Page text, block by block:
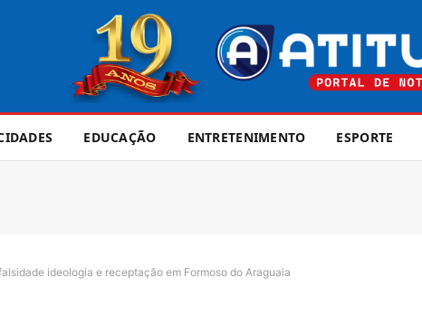
EDUCAÇÃO ENTRETENIMENTO ESPORTE
ideologia e receptação em Formoso do Araguaia